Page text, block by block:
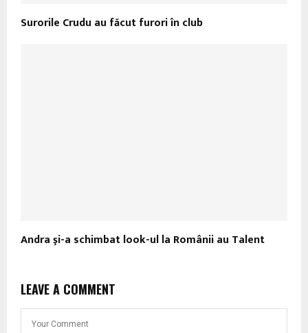
Surorile Crudu au făcut furori în club
Andra şi-a schimbat look-ul la Românii au Talent
LEAVE A COMMENT